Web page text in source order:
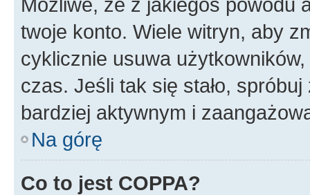
twoje konto. Wiele witryn, aby
cyklicznie usuwa
czas. Jeśli tak się stało,
bardziej aktywnym i
Na górę
Co to jest COPPA?